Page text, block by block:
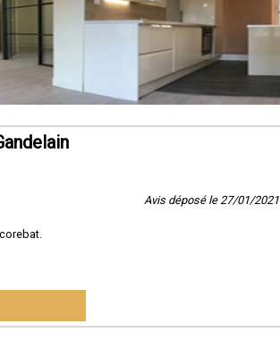
Avis déposé le 27/01/2021